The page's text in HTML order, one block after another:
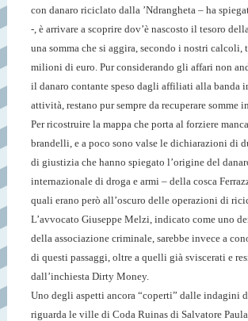
con danaro riciclato dalla ’Ndrangheta – ha
-, è arrivare a scoprire dov’è nascosto il tesoro
una somma che si aggira, secondo i nostri calcoli,
milioni di euro. Pur considerando gli affari non
il danaro contante speso dagli affiliati alla banda
attività, restano pur sempre da recuperare somme
Per ricostruire la mappa che porta al forziere
brandelli, e a poco sono valse le dichiarazioni di
di giustizia che hanno spiegato l’origine del
internazionale di droga e armi – della cosca
quali erano però all’oscuro delle operazioni di
L’avvocato Giuseppe Melzi, indicato come uno
della associazione criminale, sarebbe invece a
di questi passaggi, oltre a quelli già sviscerati e
dall’inchiesta Dirty Money.
Uno degli aspetti ancora “coperti” dalle indagini
riguarda le ville di Coda Ruinas di Salvatore